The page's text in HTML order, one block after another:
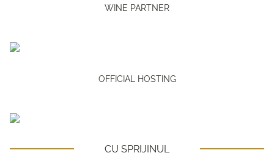
WINE PARTNER
OFFICIAL HOSTING
CU SPRIJINUL